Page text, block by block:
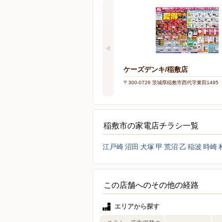
ケーズデンキ/稲敷店
〒300-0726 茨城県稲敷市西代字東田1495
稲敷市の家電店チラシ一覧
江戸崎沼田 犬塚 甲 荒沼 乙 稲波 時崎
この店舗へのその他の経路
エリアから探す